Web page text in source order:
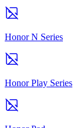
Honor N Series
Honor Play Series